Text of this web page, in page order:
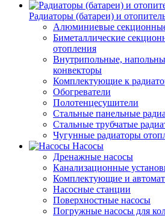
Радиаторы (батареи) и
Алюминиевые
Биметаллические
отопления
Внутрипольные,
конвекторы
Комплектующие к
Обогреватели
Полотенцесушители
Стальные панельные
Стальные трубчатые
Чугунные радиаторы
Насосы
Дренажные насосы
Канализационные
Комплектующие и
Насосные станции
Поверхностные насосы
Погружные насосы для